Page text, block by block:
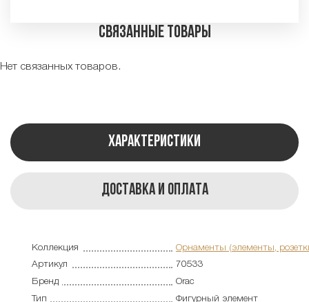
Связанные товары
Нет связанных товаров.
Характеристики
Доставка и оплата
Коллекция
Орнаменты (элементы,
Артикул
70533
Бренд
Orac
Тип
Фигурный элемент